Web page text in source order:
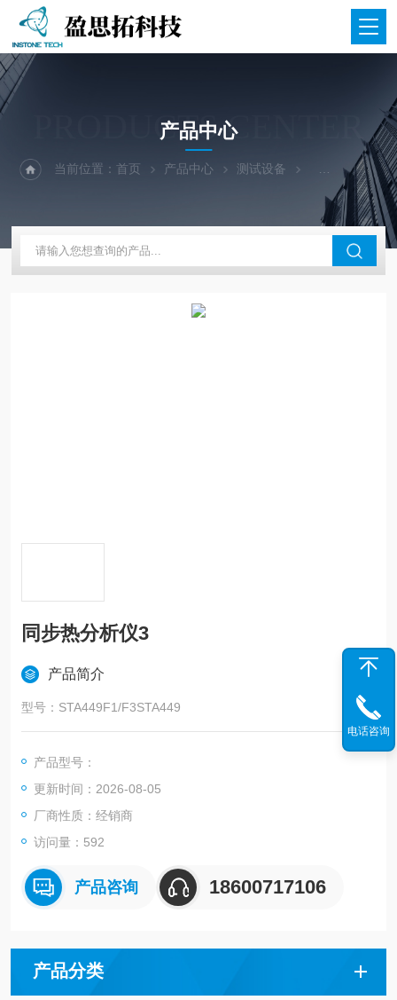
PRODUCTS CENTER
产品中心
当前位置：首页 产品中心 测试设备 热学测试设备
同步热分析仪3
产品简介
型号：STA449F1/F3STA449
产品型号：
更新时间：2026-08-05
厂商性质：经销商
访问量：592
产品咨询 18600717106
产品分类
电话咨询